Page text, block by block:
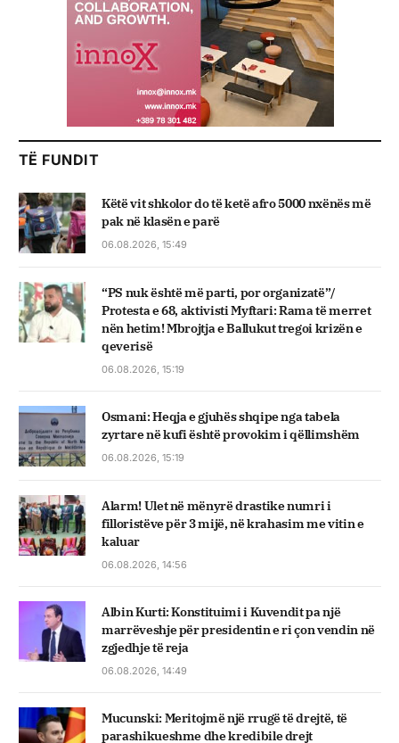
TË FUNDIT
Këtë vit shkolor do të ketë afro 5000 nxënës më
pak në klasën e parë
06.08.2026, 15:49
“PS nuk është më parti, por organizatë”/
Protesta e 68, aktivisti Myftari: Rama të merret
nën hetim! Mbrojtja e Ballukut tregoi krizën e
qeverisë
06.08.2026, 15:19
Osmani: Heqja e gjuhës shqipe nga tabela
zyrtare në kufi është provokim i qëllimshëm
06.08.2026, 15:19
Alarm! Ulet në mënyrë drastike numri i
filloristëve për 3 mijë, në krahasim me vitin e
kaluar
06.08.2026, 14:56
Albin Kurti: Konstituimi i Kuvendit pa një
marrëveshje për presidentin e ri çon vendin në
zgjedhje të reja
06.08.2026, 14:49
Mucunski: Meritojmë një rrugë të drejtë, të
parashikueshme dhe kredibile drejt